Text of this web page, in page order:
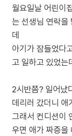
월요일날 어린이
는 선생님 연락을
데
아기가 잠들었다
고 일하고 있었는
2시반쯤? 일어났
데리러 갔더니 애
그래서 컨디션이
우면 애가 짜증을